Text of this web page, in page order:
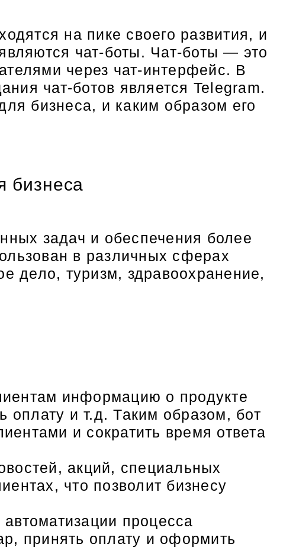
на пике своего развития, и
чат-боты. Чат-боты — это
через чат-интерфейс. В
чат-ботов является Telegram.
бизнеса, и каким образом его
бизнеса
задач и обеспечения более
в различных сферах
дело, туризм, здравоохранение,
информацию о продукте
оплату и т.д. Таким образом, бот
и сократить время ответа
акций, специальных
что позволит бизнесу
процесса
принять оплату и оформить